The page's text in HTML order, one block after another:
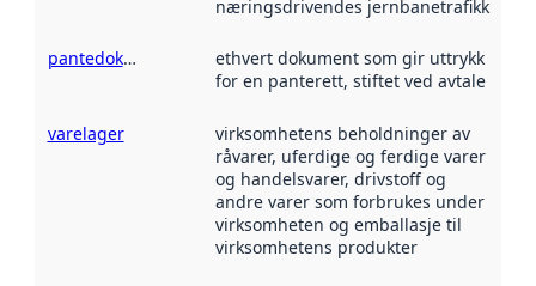
næringsdrivendes jernbanetrafikk
pantedokument
ethvert dokument som gir uttrykk
for en panterett, stiftet ved avtale
varelager
virksomhetens beholdninger av
råvarer, uferdige og ferdige varer
og handelsvarer, drivstoff og
andre varer som forbrukes under
virksomheten og emballasje til
virksomhetens produkter